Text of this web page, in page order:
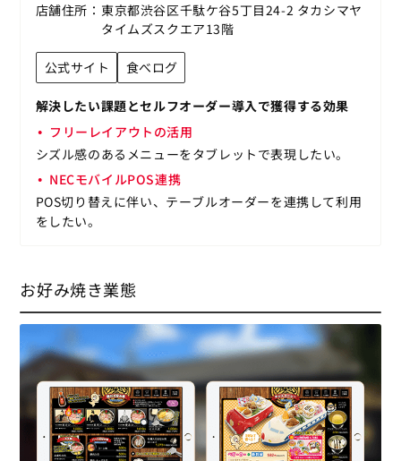
店舗住所
東京都渋谷区千駄ケ谷5丁目24-2 タカシマヤ
タイムズスクエア13階
公式サイト 食べログ
解決したい課題とセルフオーダー導入で獲得する効果
フリーレイアウトの活用
シズル感のあるメニューをタブレットで表現したい。
NECモバイルPOS連携
POS切り替えに伴い、テーブルオーダーを連携して利用
をしたい。
お好み焼き業態